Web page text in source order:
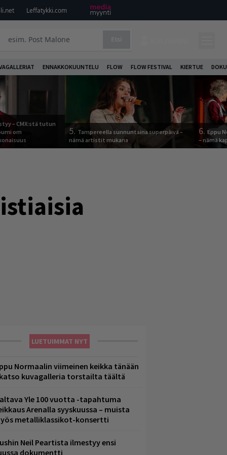
Leffatykki.com
ENNAKKOKUUNTELU FLOW FLOW FESTIVAL KIERTUE
– CMX:stä tutun
om
5. Tampereella sunnuntaina superpäivä –
nämä artistit mukana
6. Eppu
– nämä
LUETUIMMAT NYT
Normaalin viimeinen keikka tänään
kuvagalleria torstailta täältä
Yle 100 vuotta -tapahtuma
Arenalla syyskuussa – muista
metalliklassikot-konsertti
Neil Peartista ilmestyy ensi
dokumentti